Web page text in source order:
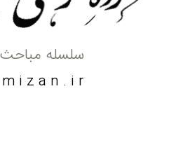
سلسله